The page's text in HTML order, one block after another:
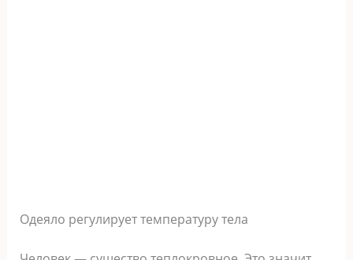
Одеяло регулирует температуру тела